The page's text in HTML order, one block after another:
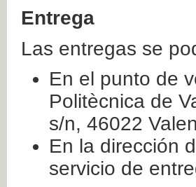
Entrega
Las entregas se
En el punto de
Politècnica de
s/n, 46022
En la dirección
servicio de